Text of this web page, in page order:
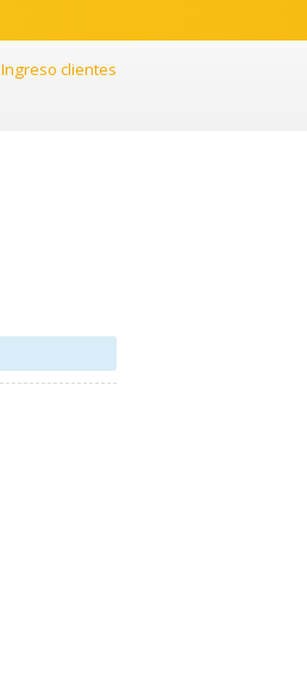
Ingreso clientes